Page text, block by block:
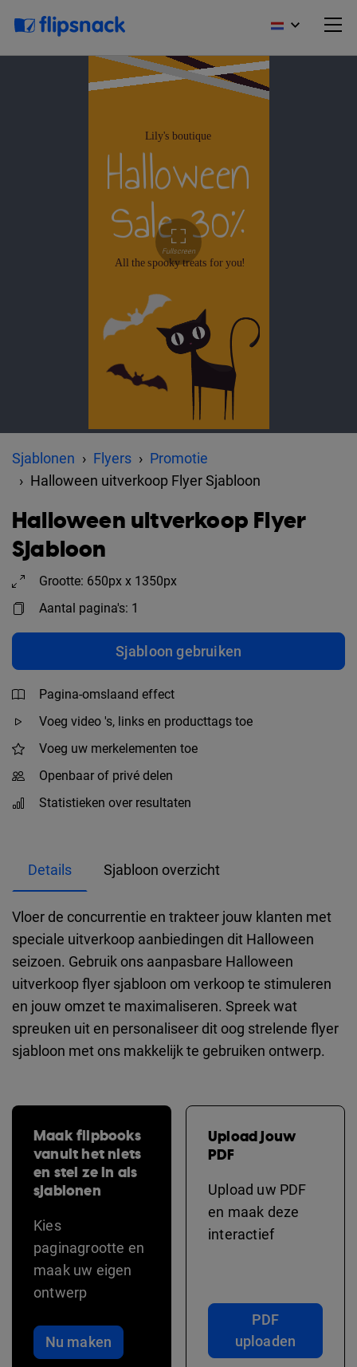
Sjablonen Flyers
Promotie
Halloween uitverkoop Flyer Sjabloon
Halloween uitverkoop Flyer
Sjabloon
Grootte: 650px x 1350px
Aantal pagina's: 1
Sjabloon gebruiken
Pagina-omslaand effect
Voeg video 's, links en producttags toe
Voeg uw merkelementen toe
Openbaar of privé delen
Statistieken over resultaten
Details Sjabloon overzicht
Vloer de concurrentie en trakteer jouw klanten met
speciale uitverkoop aanbiedingen dit Halloween
seizoen. Gebruik ons aanpasbare Halloween
uitverkoop flyer sjabloon om verkoop te stimuleren
en jouw omzet te maximaliseren. Spreek wat
spreuken uit en personaliseer dit oog strelende flyer
sjabloon met ons makkelijk te gebruiken ontwerp.
Maak flipbooks
vanuit het niets
en stel ze in als
sjablonen
Kies
paginagrootte en
maak uw eigen
ontwerp
Nu maken
Upload jouw
PDF
Upload uw PDF
en maak deze
interactief
PDF
uploaden